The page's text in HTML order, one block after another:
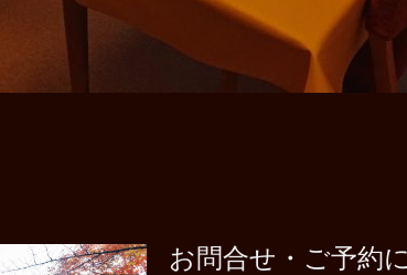
お問合せ・ご予約